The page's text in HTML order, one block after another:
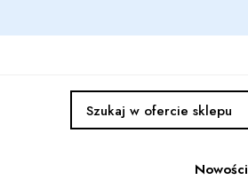
Nowości